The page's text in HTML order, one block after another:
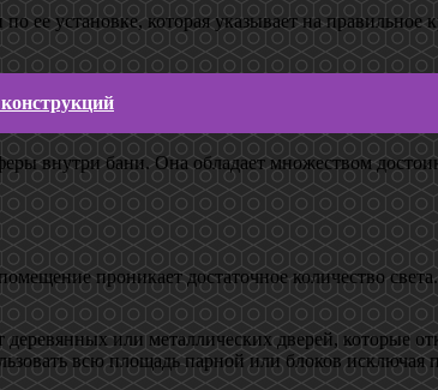
ее установке, которая указывает на правильное
внутри бани. Она обладает множеством
проникает достаточное количество
или металлических дверей, которые
всю площадь парной или блоков исключая